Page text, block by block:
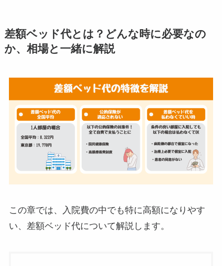
差額ベッド代とは？どんな時に必要なの
か、相場と一緒に解説
この章では、入院費の中でも特に高額になりやす
い、差額ベッド代について解説します。